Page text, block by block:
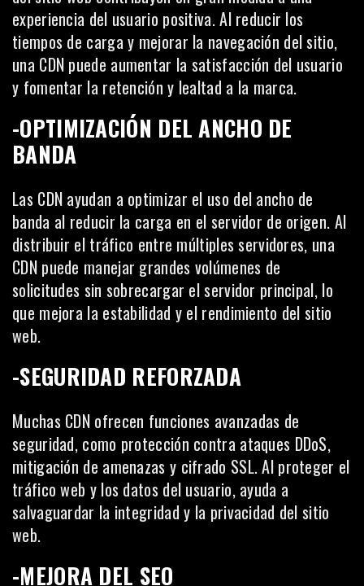
experiencia del usuario positiva. Al reducir los
tiempos de carga y mejorar la navegación del sitio,
una CDN puede aumentar la satisfacción del usuario
y fomentar la retención y lealtad a la marca.
-OPTIMIZACIÓN DEL ANCHO DE
BANDA
Las CDN ayudan a optimizar el uso del ancho de
banda al reducir la carga en el servidor de origen. Al
distribuir el tráfico entre múltiples servidores, una
CDN puede manejar grandes volúmenes de
solicitudes sin sobrecargar el servidor principal, lo
que mejora la estabilidad y el rendimiento del sitio
web.
-SEGURIDAD REFORZADA
Muchas CDN ofrecen funciones avanzadas de
seguridad, como protección contra ataques DDoS,
mitigación de amenazas y cifrado SSL. Al proteger el
tráfico web y los datos del usuario, ayuda a
salvaguardar la integridad y la privacidad del sitio
web.
-MEJORA DEL SEO